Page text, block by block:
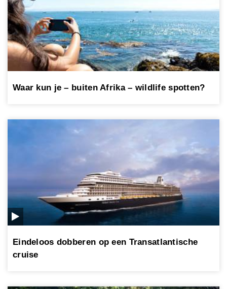
Waar kun je – buiten Afrika – wildlife spotten?
Eindeloos dobberen op een Transatlantische
cruise